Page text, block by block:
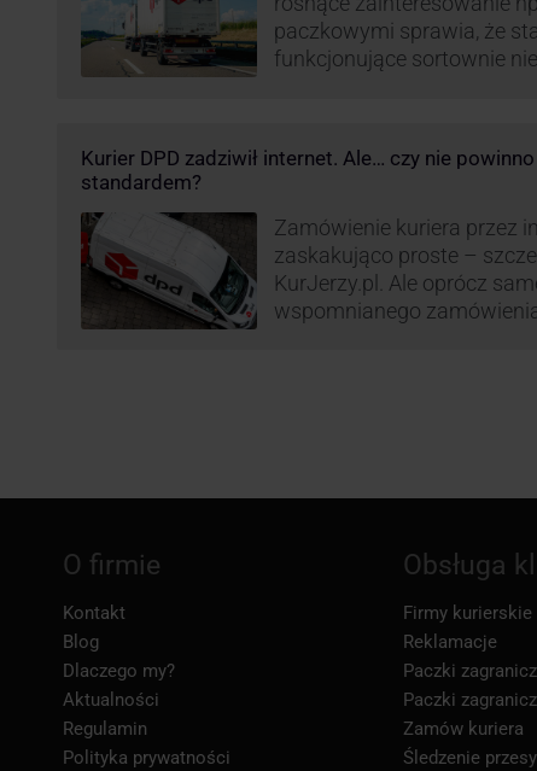
paczkowymi sprawia, że
funkcjonujące sortownie
nowe centrum
taki obiekt DPD w …
Kurier DPD zadziwił internet. Ale… czy nie
standardem?
Zamówienie kuriera przez
zaskakująco proste –
KurJerzy.pl. Ale oprócz
wspomnianego
O firmie
Kontakt
Blog
Dlaczego my?
Aktualności
Regulamin
Polityka prywatności
Obsługa
Firmy kurierskie
Reklamacje
Paczki
Paczki
Zamów kuriera
Śledzenie